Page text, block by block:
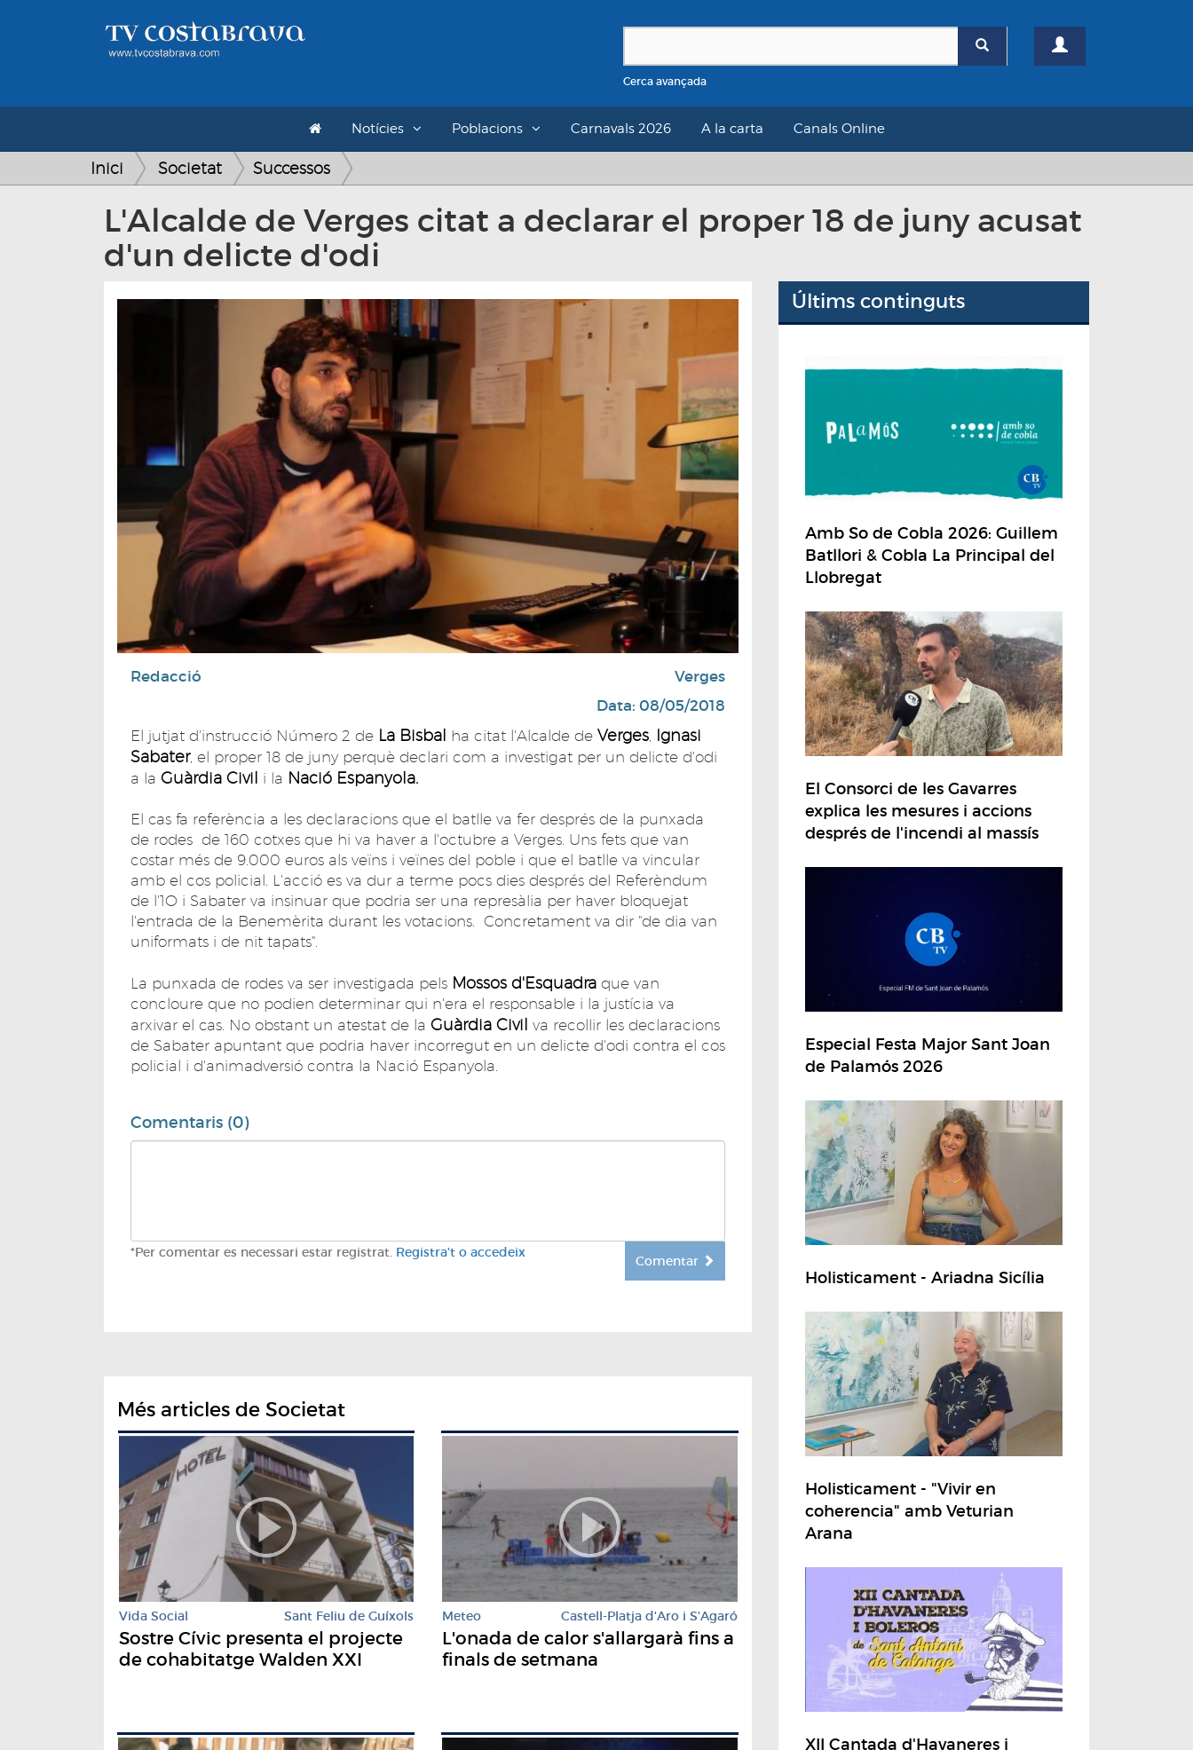
Cerca avançada
Notícies Poblacions Carnavals 2026 A la carta Canals Online
Inici Societat Successos
L'Alcalde de Verges citat a declarar el proper 18 de juny acusat
d'un delicte d'odi
Redacció
Verges
Data: 08/05/2018
El jutjat d'instrucció Número 2 de La Bisbal ha citat l'Alcalde de Verges Ignasi
Sabater, el proper 18 de juny perquè declari com a investigat per un delicte d'odi
a la Guàrdia Civil i la Nació Espanyola.
El cas fa referència a les declaracions que el batlle va fer després de la punxada
de rodes de 160 cotxes que hi va haver a l'octubre a Verges. Uns fets que van
costar més de 9.000 euros als veïns i veïnes del poble i que el batlle va vincular
amb el cos policial. L'acció es va dur a terme pocs dies després del Referèndum
de l'1O i Sabater va insinuar que podria ser una represàlia per haver bloquejat
l'entrada de la Benemèrita durant les votacions. Concretament va dir "de dia van
uniformats i de nit tapats".
La punxada de rodes va ser investigada pels Mossos d'Esquadra que van
concloure que no podien determinar qui n'era el responsable i la justícia va
arxivar el cas. No obstant un atestat de la Guàrdia Civil va recollir les declaracions
de Sabater apuntant que podria haver incorregut en un delicte d'odi contra el cos
policial i d'animadversió contra la Nació Espanyola.
Comentaris (0)
*Per comentar es necessari estar registrat. Registra't o accedeix
Comentar
Més articles de Societat
Vida Social Sant Feliu de Guíxols
Sostre Cívic presenta el projecte
de cohabitatge Walden XXI
Meteo Castell-Platja d'Aro i S'Agaró
L'onada de calor s'allargarà fins a
finals de setmana
Últims continguts
Amb So de Cobla 2026: Guillem
Batllori & Cobla La Principal del
Llobregat
El Consorci de les Gavarres
explica les mesures i accions
després de l'incendi al massís
Especial Festa Major Sant Joan
de Palamós 2026
Holisticament - Ariadna Sicília
Holisticament - "Vivir en
coherencia" amb Veturian
Arana
XII Cantada d'Havaneres i